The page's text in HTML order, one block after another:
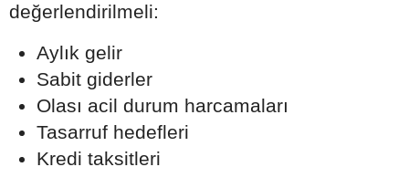
değerlendirilmeli:
Aylık gelir
Sabit giderler
Olası acil durum harcamaları
Tasarruf hedefleri
Kredi taksitleri